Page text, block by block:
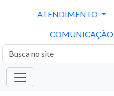
ATENDIMENTO
COMUNICAÇÃO